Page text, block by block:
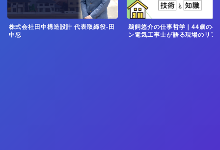
株式会社田中構造設計 代表取締役-田
中忍
鵜飼悠介の仕事哲学｜44歳のベ
ン電気工事士が語る現場のリア